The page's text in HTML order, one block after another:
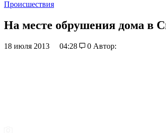
Происшествия
На месте обрушения дома в
18 июля 2013 04:28 0 Автор: